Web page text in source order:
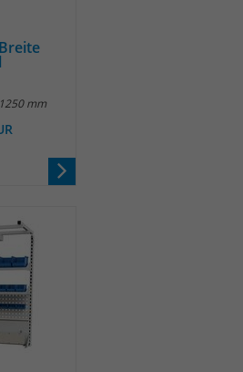
mm
Daten zu speichern
wird gesetzt um zu
ob der Browser erlaubt
zu setzen. Es wird direkt nach
wieder gelöscht.